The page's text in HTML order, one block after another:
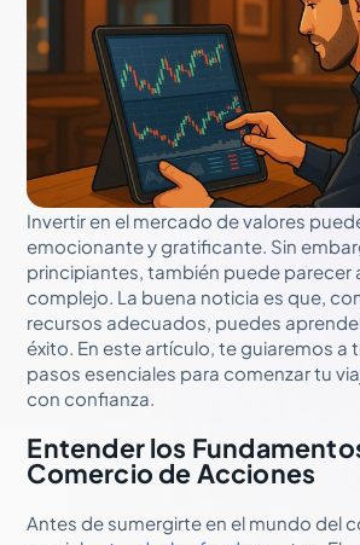
Invertir en el mercado de valores
emocionante y gratificante. Sin
principiantes, también puede parecer
complejo. La buena noticia es que,
recursos adecuados, puedes
éxito. En este artículo, te guiaremos a
pasos esenciales para comenzar tu
con confianza.
Entender los
Comercio de Acciones
Antes de sumergirte en el mundo del